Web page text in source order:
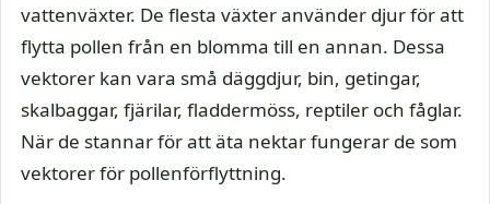
vattenväxter. De flesta växter använder djur för att
flytta pollen från en blomma till en annan. Dessa
vektorer kan vara små däggdjur, bin, getingar,
skalbaggar, fjärilar, fladdermöss, reptiler och fåglar.
När de stannar för att äta nektar fungerar de som
vektorer för pollenförflyttning.